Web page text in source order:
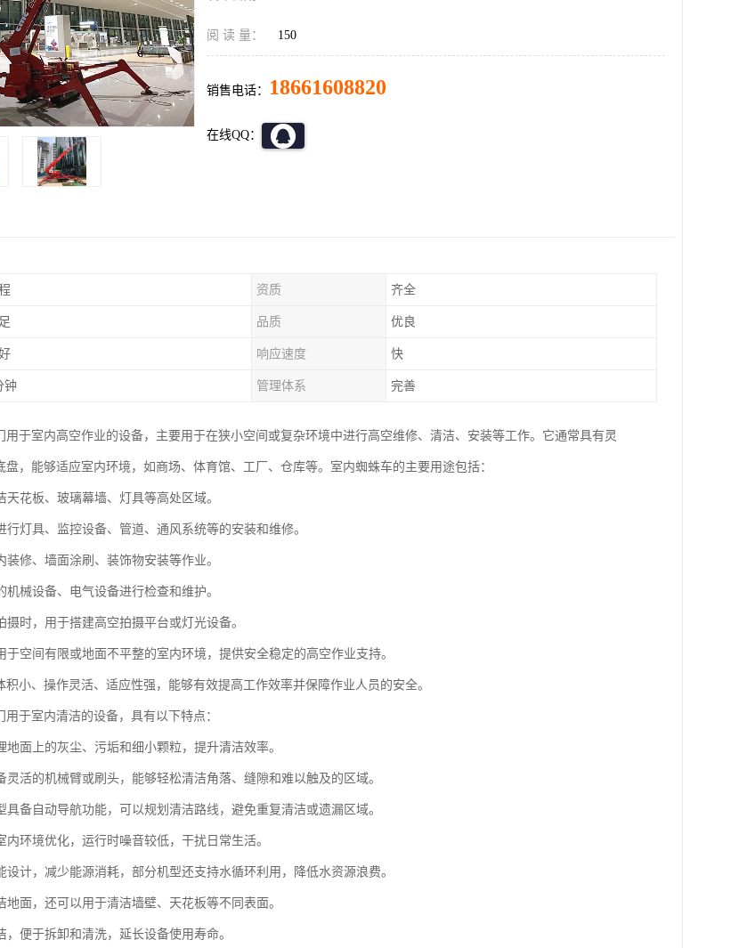
阅 读 量： 150
销售电话： 18661608820
在线QQ：
资质 齐全
品质 优良
响应速度 快
钟 管理体系 完善
用于室内高空作业的设备，主要用于在狭小空间或复杂环境中进行高空维修、清洁、安装等工作。它通常具有灵
盘，能够适应室内环境，如商场、体育馆、工厂、仓库等。室内蜘蛛车的主要用途包括：
天花板、玻璃幕墙、灯具等高处区域。
行灯具、监控设备、管道、通风系统等的安装和维修。
装修、墙面涂刷、装饰物安装等作业。
机械设备、电气设备进行检查和维护。
摄时，用于搭建高空拍摄平台或灯光设备。
于空间有限或地面不平整的室内环境，提供安全稳定的高空作业支持。
积小、操作灵活、适应性强，能够有效提高工作效率并保障作业人员的安全。
于室内清洁的设备，具有以下特点：
地面上的灰尘、污垢和细小颗粒，提升清洁效率。
灵活的机械臂或刷头，能够轻松清洁角落、缝隙和难以触及的区域。
具备自动导航功能，可以规划清洁路线，避免重复清洁或遗漏区域。
内环境优化，运行时噪音较低，干扰日常生活。
设计，减少能源消耗，部分机型还支持水循环利用，降低水资源浪费。
地面，还可以用于清洁墙壁、天花板等不同表面。
，便于拆卸和清洗，延长设备使用寿命。